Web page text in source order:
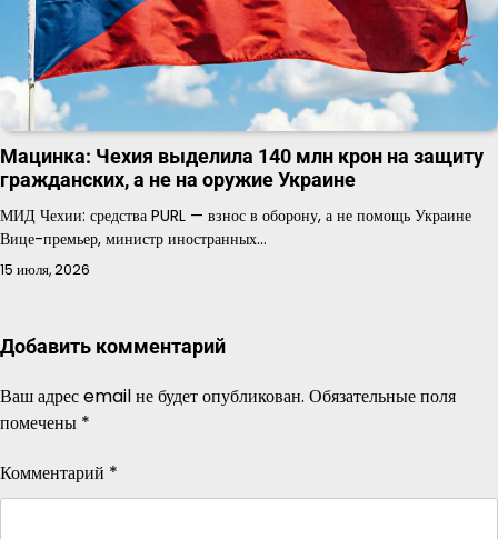
Мацинка: Чехия выделила 140 млн крон на защиту
гражданских, а не на оружие Украине
МИД Чехии: средства PURL — взнос в оборону, а не помощь Украине
Вице-премьер, министр иностранных…
15 июля, 2026
Добавить комментарий
Ваш адрес email не будет опубликован. Обязательные поля
помечены *
Комментарий *